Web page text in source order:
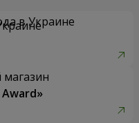
в Украине